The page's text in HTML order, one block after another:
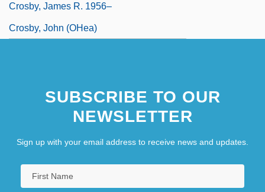
Crosby, James R. 1956–
Crosby, John (OHea)
SUBSCRIBE TO OUR
NEWSLETTER
Sign up with your email address to receive news and updates.